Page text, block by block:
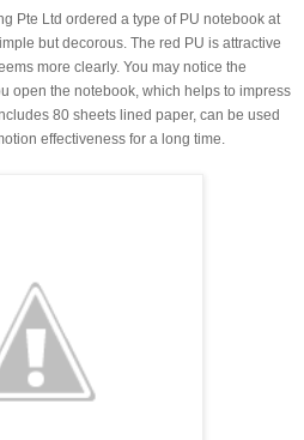
Skymech Automation & Engineering Pte Ltd ordered a type of PU notebook at
but decorous. The red PU is attractive
more clearly. You may notice the
open the notebook, which helps to impress
80 sheets lined paper, can be used
effectiveness for a long time.